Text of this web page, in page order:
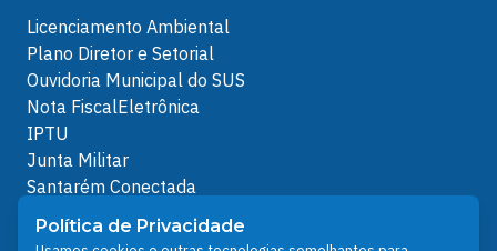
Licenciamento Ambiental
Plano Diretor e Setorial
Ouvidoria Municipal do SUS
Nota FiscalEletrônica
IPTU
Junta Militar
Santarém Conectada
Política de Privacidade
People illustrations by Storyset
Política de Privacidade